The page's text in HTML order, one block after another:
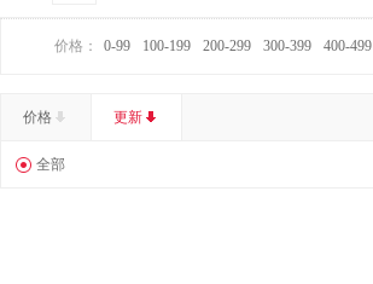
价格： 0-99 100-199 200-299 300-399 400-499
价格 更新
全部